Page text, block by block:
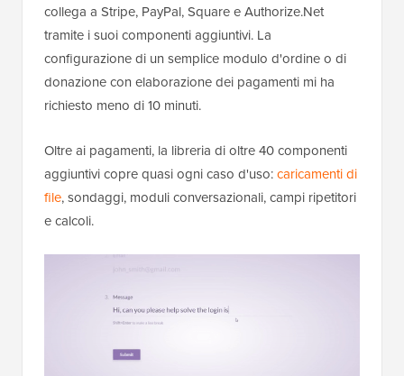
collega a Stripe, PayPal, Square e Authorize.Net
tramite i suoi componenti aggiuntivi. La
configurazione di un semplice modulo d'ordine o di
donazione con elaborazione dei pagamenti mi ha
richiesto meno di 10 minuti.
Oltre ai pagamenti, la libreria di oltre 40 componenti
aggiuntivi copre quasi ogni caso d'uso:caricamenti di
file, sondaggi, moduli conversazionali, campi ripetitori
e calcoli.